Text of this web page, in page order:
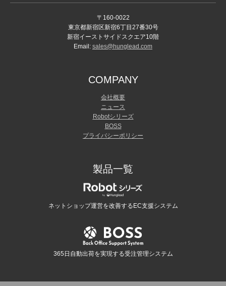
〒160-0022
東京都新宿区新宿6丁目27番30号
新宿イーストサイドスクエア10階
Email: sales@hunglead.com
COMPANY
会社概要
ニュース
Robotシリーズ
BOSS
プライバシーポリシー
製品一覧
ネットショップ運営を改善するEC支援システム
365日自動出荷を実現する受注管理システム